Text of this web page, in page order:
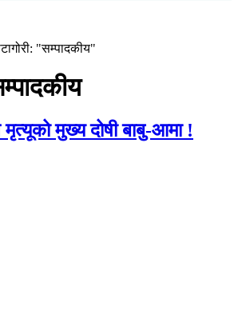
"सम्पादकीय"
मृत्यूको मुख्य दोषी बाबु-आमा !